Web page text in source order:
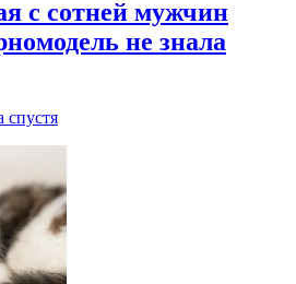
с сотней мужчин
не знала
спустя